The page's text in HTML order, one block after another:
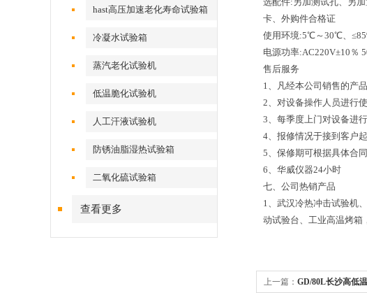
hast高压加速老化寿命试验箱
冷凝水试验箱
蒸汽老化试验机
低温脆化试验机
人工汗液试验机
防锈油脂湿热试验箱
二氧化硫试验箱
查看更多
卡、外购件合格证
使用环境:5℃～30℃、
电源功率:AC220V±10％
售后服务
1、凡经本公司销售的产
2、对设备操作人员进行
3、每季度上门对设备进
4、报修情况于接到客户
5、保修期可根据具体合
6、华威仪器24小时
七、公司热销产品
1、武汉冷热冲击试验机
动试验台、工业高温烤箱
上一篇： GD/80L长沙高低